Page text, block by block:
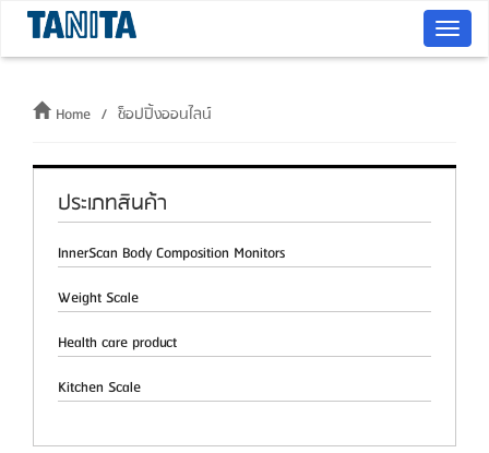
T
o
e
Home ช็อปปิ้งออนไลน์
ประเภทสินค้า
InnerScan Body Composition Monitors
Weight Scale
Health care product
Kitchen Scale